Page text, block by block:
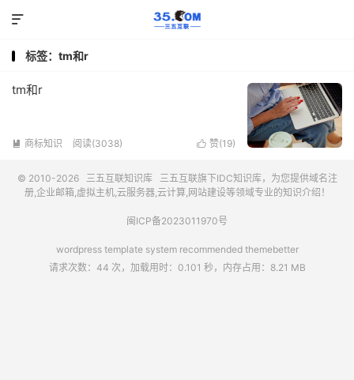

标签：tm和r
tm和r
 商标知识 阅读(3038)  赞(19)
© 2010-2026 三五互联知识库 三五互联旗下IDC知识库，为您提供域名注
册,企业邮箱,虚拟主机,云服务器,云计算,网站建设等领域专业的知识介绍！
闽ICP备2023011970号
wordpress template system recommended themebetter
请求次数：44 次，加载用时：0.101 秒，内存占用：8.21 MB